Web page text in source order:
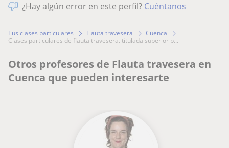
¿Hay algún error en este perfil? Cuéntanos
Tus clases particulares Flauta travesera
Cuenca
clases particulares de flauta travesera. titulada superior p...
Otros profesores de Flauta travesera en
Cuenca que pueden interesarte